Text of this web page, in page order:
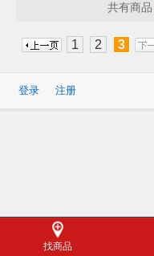
共有商品
1 2 3
登录 注册
找商品